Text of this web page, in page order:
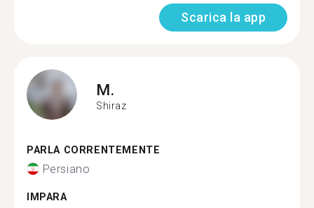
Scarica la app
M.
Shiraz
PARLA CORRENTEMENTE
Persiano
IMPARA